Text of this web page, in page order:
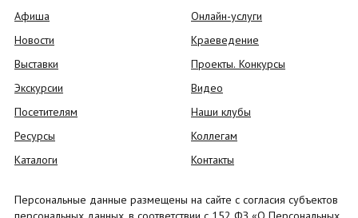
Афиша
Новости
Выставки
Экскурсии
Посетителям
Ресурсы
Каталоги
Онлайн-услуги
Краеведение
Проекты. Конкурсы
Видео
Наши клубы
Коллегам
Контакты
Персональные данные размещены на сайте с согласия субъектов